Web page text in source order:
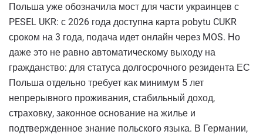
Польша уже обозначила мост для части украинцев с
PESEL UKR: с 2026 года доступна карта pobytu CUKR
сроком на 3 года, подача идет онлайн через MOS. Но
даже это не равно автоматическому выходу на
гражданство: для статуса долгосрочного резидента ЕС
Польша отдельно требует как минимум 5 лет
непрерывного проживания, стабильный доход,
страховку, законное основание на жилье и
подтвержденное знание польского языка. В Германии,